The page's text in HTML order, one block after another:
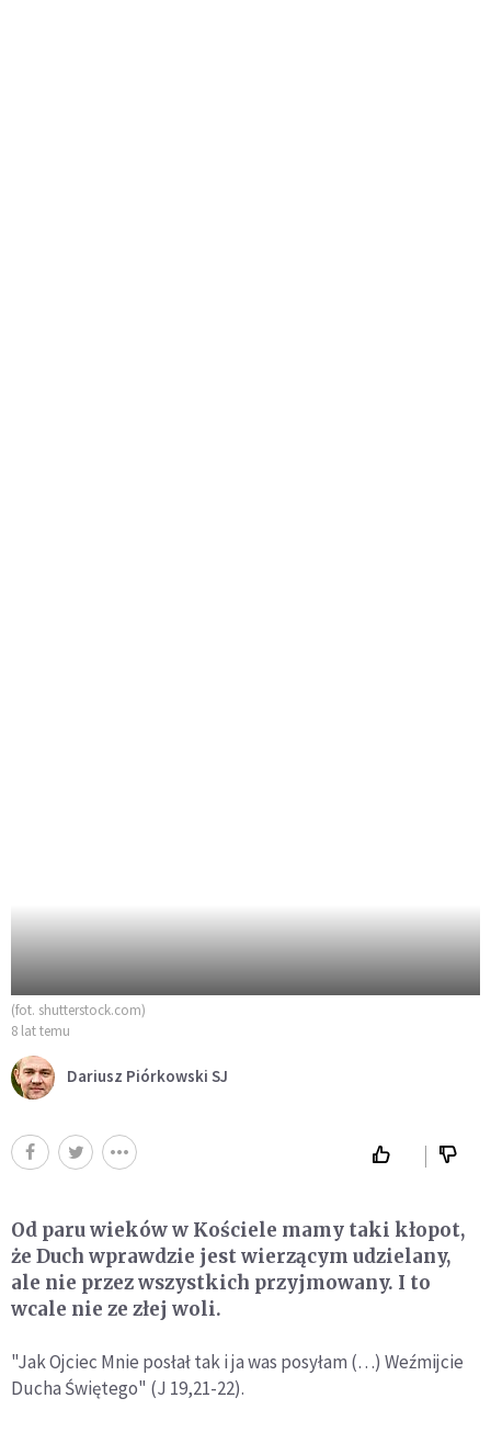
(fot. shutterstock.com)
8 lat temu
Dariusz Piórkowski SJ
Od paru wieków w Kościele mamy taki kłopot,
że Duch wprawdzie jest wierzącym udzielany,
ale nie przez wszystkich przyjmowany. I to
wcale nie ze złej woli.
"Jak Ojciec Mnie posłał tak i ja was posyłam (…) Weźmijcie
Ducha Świętego" (J 19,21-22).